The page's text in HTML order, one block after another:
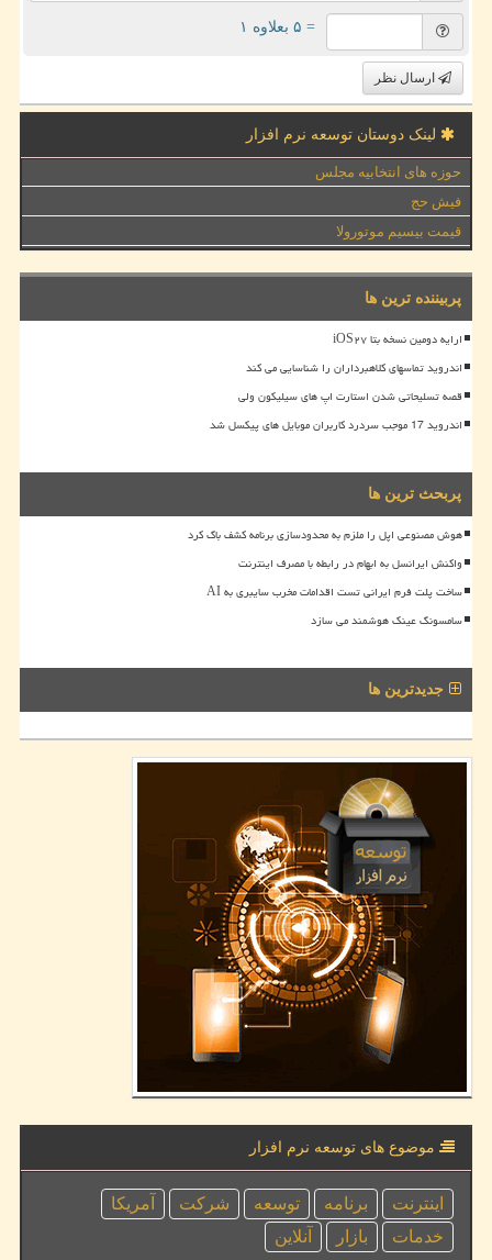
= ۵ بعلاوه ۱
ارسال نظر
لینک دوستان توسعه نرم افزار
حوزه های انتخابیه مجلس
فیش حج
قیمت بیسیم موتورولا
پربیننده ترین ها
ارایه دومین نسخه بتا iOS۲۷
اندروید تماسهای کلاهبرداران را شناسایی می کند
قصه تسلیحاتی شدن استارت اپ های سیلیکون ولی
اندروید 17 موجب سردرد کاربران موبایل های پیکسل شد
پربحث ترین ها
هوش مصنوعی اپل را ملزم به محدودسازی برنامه کشف باگ کرد
واکنش ایرانسل به ابهام در رابطه با مصرف اینترنت
ساخت پلت فرم ایرانی تست اقدامات مخرب سایبری به AI
سامسونگ عینک هوشمند می سازد
جدیدترین ها
موضوع های توسعه نرم افزار
اینترنت برنامه توسعه شركت
آمریكا
خدمات
بازار آنلاین